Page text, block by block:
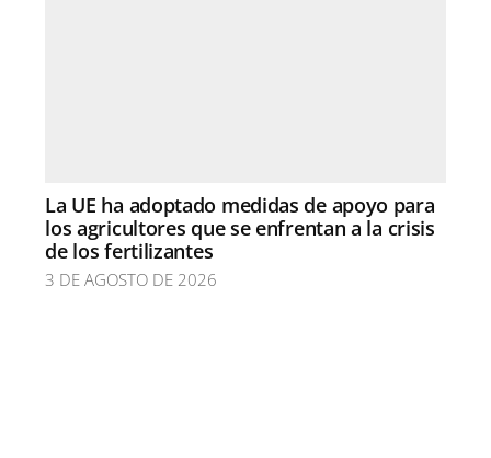
La UE ha adoptado medidas de apoyo para
los agricultores que se enfrentan a la crisis
de los fertilizantes
3 DE AGOSTO DE 2026